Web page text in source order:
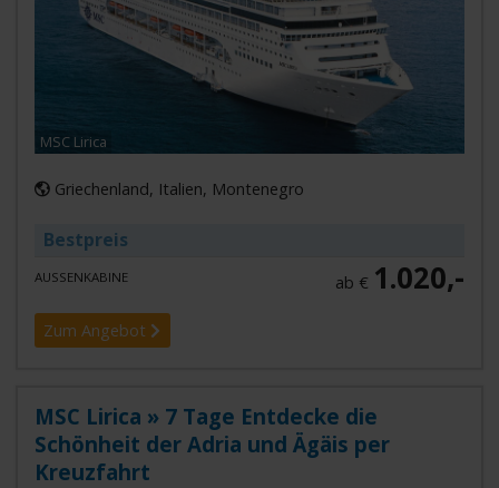
MSC Lirica
Griechenland, Italien, Montenegro
Bestpreis
AUSSENKABINE ab € 1.020,-
Zum Angebot
MSC Lirica » 7 Tage Entdecke die
Schönheit der Adria und Ägäis per
Kreuzfahrt